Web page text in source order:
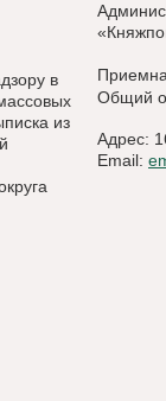
в
из
Общий
Адрес:
Email: